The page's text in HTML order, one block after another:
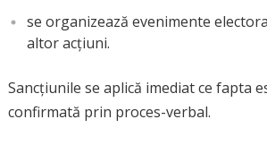
se organizează evenimente
altor acțiuni.
Sancțiunile se aplică imediat ce fapta
confirmată prin proces-verbal.